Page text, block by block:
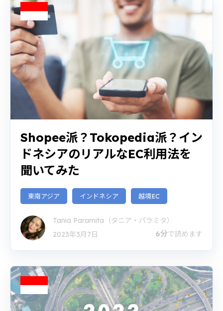
Shopee派？Tokopedia派？イン
ドネシアのリアルなEC利用法を
聞いてみた
東南アジア インドネシア 越境EC
Tania Paramita（タニア・パラミタ）
2023年3月7日
6分で読めます